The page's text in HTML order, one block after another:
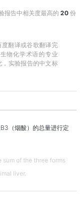
报告中相关度最高的 20份
翻译或谷歌翻译完
物化学术语的专业
实验报告的中文标
（烟酸）的总量进行定
of the three forms
liver.